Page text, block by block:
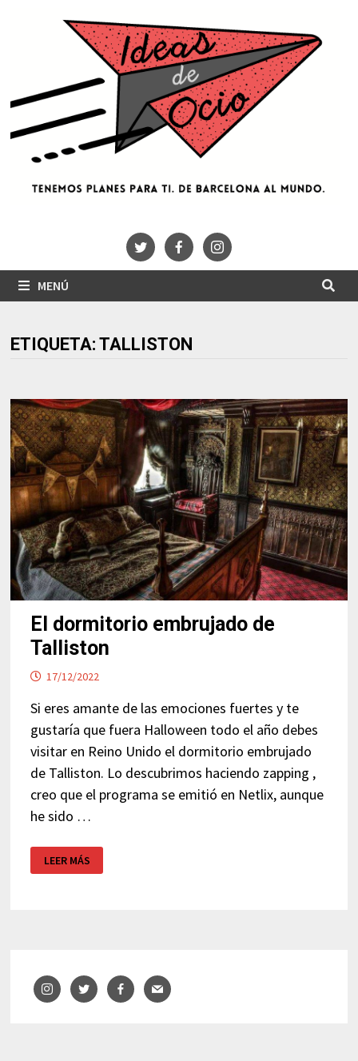
MENÚ
ETIQUETA: TALLISTON
El dormitorio embrujado de
Talliston
17/12/2022
Si eres amante de las emociones fuertes y te
gustaría que fuera Halloween todo el año debes
visitar en Reino Unido el dormitorio embrujado
de Talliston. Lo descubrimos haciendo zapping ,
creo que el programa se emitió en Netlix, aunque
he sido …
DORMITORIO
EMBRUJADO
LEER MÁS